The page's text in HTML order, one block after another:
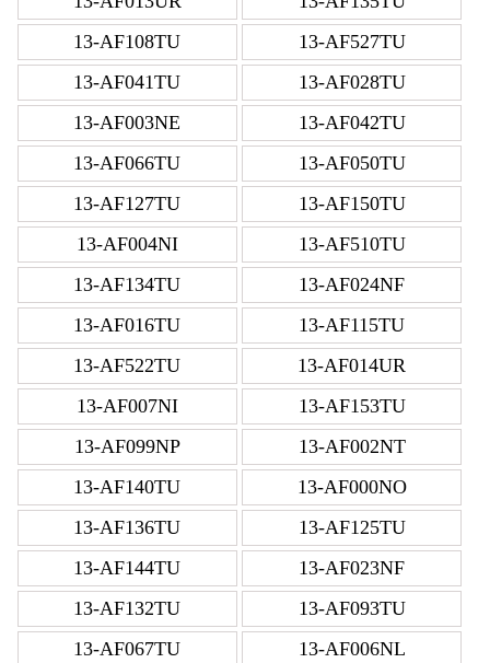
13-AF108TU
13-AF527TU
13-AF041TU
13-AF028TU
13-AF003NE
13-AF042TU
13-AF066TU
13-AF050TU
13-AF127TU
13-AF150TU
13-AF004NI
13-AF510TU
13-AF134TU
13-AF024NF
13-AF016TU
13-AF115TU
13-AF522TU
13-AF014UR
13-AF007NI
13-AF153TU
13-AF099NP
13-AF002NT
13-AF140TU
13-AF000NO
13-AF136TU
13-AF125TU
13-AF144TU
13-AF023NF
13-AF132TU
13-AF093TU
13-AF067TU
13-AF006NL